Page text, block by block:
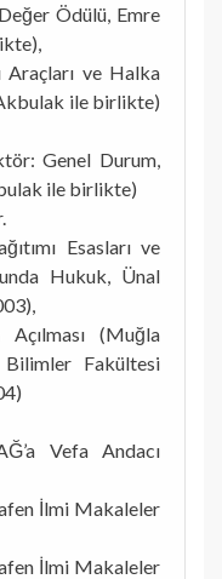
Ödülü, Emre
Araçları ve Halka
ile birlikte)
Genel Durum,
ile birlikte)
Esasları ve
Hukuk, Ünal
(Muğla
Fakültesi
Vefa Andacı
İlmi Makaleler
İlmi Makaleler